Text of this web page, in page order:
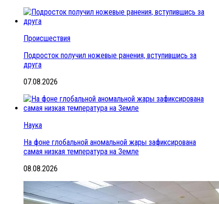
Происшествия
Подросток получил ножевые ранения, вступившись за
друга
07.08.2026
Наука
На фоне глобальной аномальной жары зафиксирована
самая низкая температура на Земле
08.08.2026